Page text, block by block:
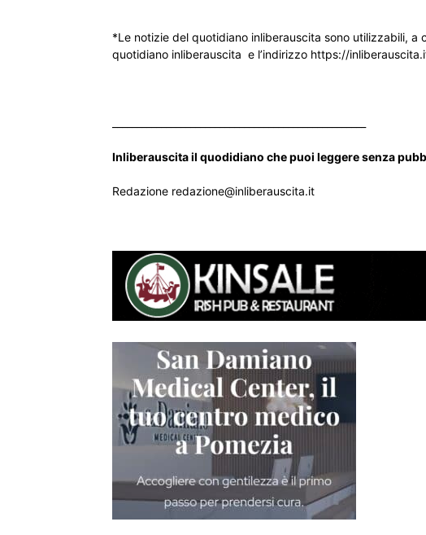
*Le notizie del quotidiano inliberauscita sono utilizzabili,
quotidiano inliberauscita e l’indirizzo https://
Inliberauscita il quodidiano che puoi leggere senza
Redazione redazione@inliberauscita.it